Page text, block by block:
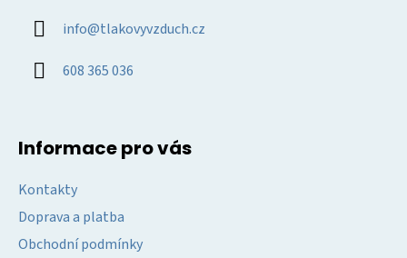
info@tlakovyvzduch.cz
608 365 036
Informace pro vás
Kontakty
Doprava a platba
Obchodní podmínky